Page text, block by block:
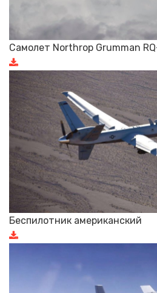
Самолет Northrop Grumman
Беспилотник американский